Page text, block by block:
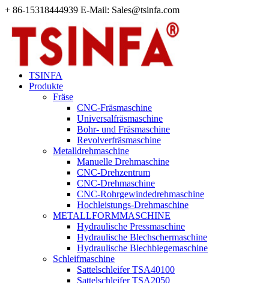
+ 86-15318444939 E-Mail: Sales@tsinfa.com
TSINFA
Produkte
Fräse
CNC-Fräsmaschine
Universalfräsmaschine
Bohr- und Fräsmaschine
Revolverfräsmaschine
Metalldrehmaschine
Manuelle Drehmaschine
CNC-Drehzentrum
CNC-Drehmaschine
CNC-Rohrgewindedrehmaschine
Hochleistungs-Drehmaschine
METALLFORMMASCHINE
Hydraulische Pressmaschine
Hydraulische Blechschermaschine
Hydraulische Blechbiegemaschine
Schleifmaschine
Sattelschleifer TSA40100
Sattelschleifer TSA2050